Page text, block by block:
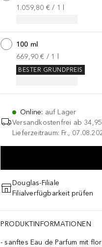
1.059,80 € / 1
100 ml
669,90 € / 1
BESTER GRUNDPREIS
Online: auf Lager
Versandkostenfrei ab
Lieferzeitraum: Fr.,
Douglas-Filiale
Filialverfügbarkeit prüfen
PRODUKTINFORMATIONEN
sanftes Eau de Parfum mit